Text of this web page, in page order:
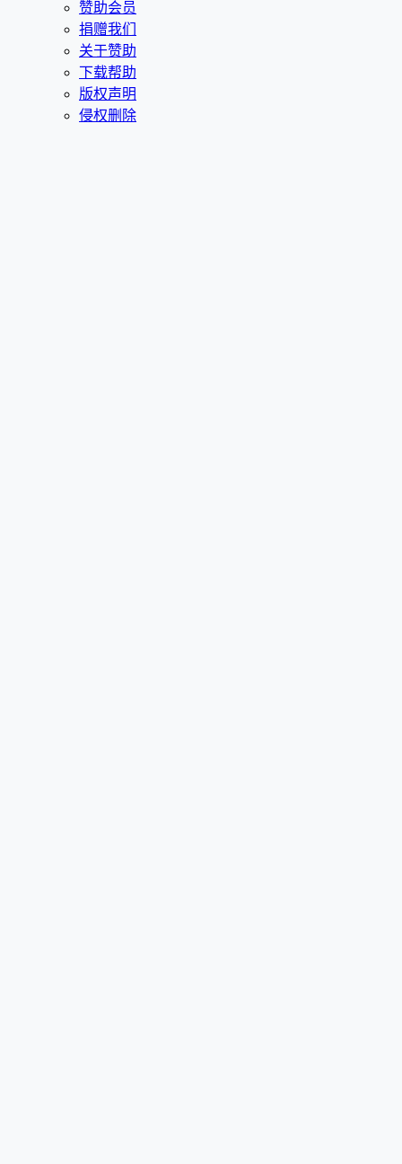
赞助会员
捐赠我们
关于赞助
下载帮助
版权声明
侵权删除